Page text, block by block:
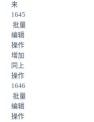
来
1645
批量
编辑
操作
增加
同上
操作
1646
批量
编辑
操作